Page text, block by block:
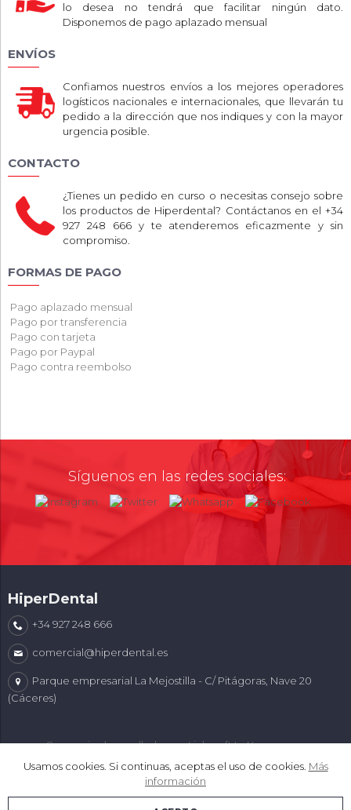
Usamos cookies. Si continuas, aceptas el uso de cookies. Más
información
lo desea no tendrá que facilitar ningún dato.
Disponemos de pago aplazado mensual
ENVÍOS
Confiamos nuestros envíos a los mejores operadores
logísticos nacionales e internacionales, que llevarán tu
pedido a la dirección que nos indiques y con la mayor
urgencia posible.
CONTACTO
¿Tienes un pedido en curso o necesitas consejo sobre
los productos de Hiperdental? Contáctanos en el +34
927 248 666 y te atenderemos eficazmente y sin
compromiso.
FORMAS DE PAGO
Pago aplazado mensual
Pago por transferencia
Pago con tarjeta
Pago por Paypal
Pago contra reembolso
Síguenos en las redes sociales:
HiperDental
+34 927 248 666
comercial@hiperdental.es
Parque empresarial La Mejostilla - C/ Pitágoras, Nave 20
(Cáceres)
Comercio desarrollado conLinkasoft LeKommerce